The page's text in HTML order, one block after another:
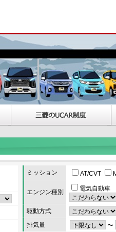
ミッション AT/CVT
エンジン種別 電気自動車
駆動方式
排気量
〜